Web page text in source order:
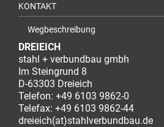
KONTAKT
Wegbeschreibung
DREIEICH
stahl + verbundbau gmbh
Im Steingrund 8
D-63303 Dreieich
Telefon: +49 6103 9862-0
Telefax: +49 6103 9862-44
dreieich(at)stahlverbundbau.de